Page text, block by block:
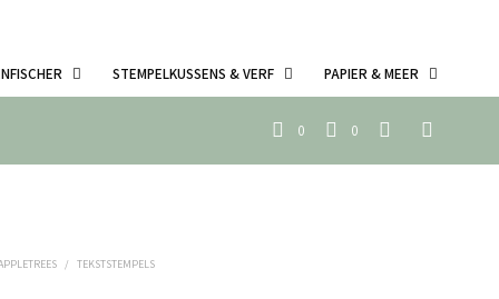
STEMPELKUSSENS & VERF PAPIER & MEER
0 0
/ TEKSTSTEMPELS